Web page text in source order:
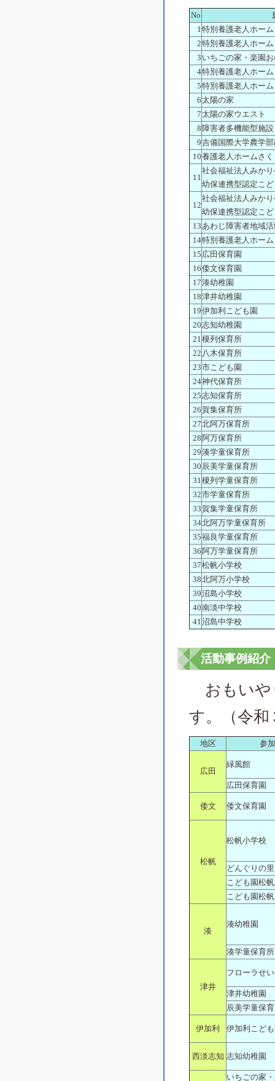
No
1特別養護老人ホー
2特別養護老人ホー
3 いちごの家・楽園
4特別養護老人ホー
5特別養護老人ホー
6太陽の家
7太陽の家ウエスト
8 障害者多機能型施
9吉備国際大学農学
10養護老人ホームさ
11
社会福祉法人みか
幼保連携型認定こ
12
社会福祉法人みか
幼保連携型認定こ
13あわじ障害者地域
14特別養護老人ホー
15 広田保育園
16倭文保育園
17湊幼稚園
18津井幼稚園
19伊加利こども園
20志知幼稚園
21榎列保育所
22 八木保育所
23市こども園
24神代保育所
25志知保育所
26賀集保育所
27北阿万保育所
28 阿万保育所
29湊学童保育所
30 辰美学童保育所
31榎列学童保育所
32市学童保育所
33賀集学童保育所
34北阿万学童保育所
35福良学童保育所
36 阿万学童保育所
37松帆小学校
38北阿万小学校
39沼島小学校
40南淡中学校
41沼島中学校
活動事例紹介
おもいや
す。（令和
地区 参
広田
緑風館
広田保育園
倭文 倭文保育園
松帆
松帆小学校
どんぐりの里
こども園松
こども園松
湊
湊幼稚園
湊学童保育所
津井
フローラせ
津井幼稚園
辰美学童保
伊加利 伊加利こど
西淡志知 志知幼稚園
いちごの家